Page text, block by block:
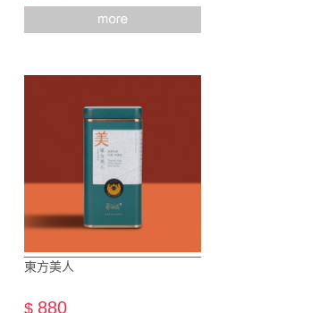
東方美人
$ 880